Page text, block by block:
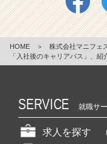
HOME ＞ 株式会社マニフェ
「入社後のキャリアパス」、紹
SERVICE 就職サ
求人を探す